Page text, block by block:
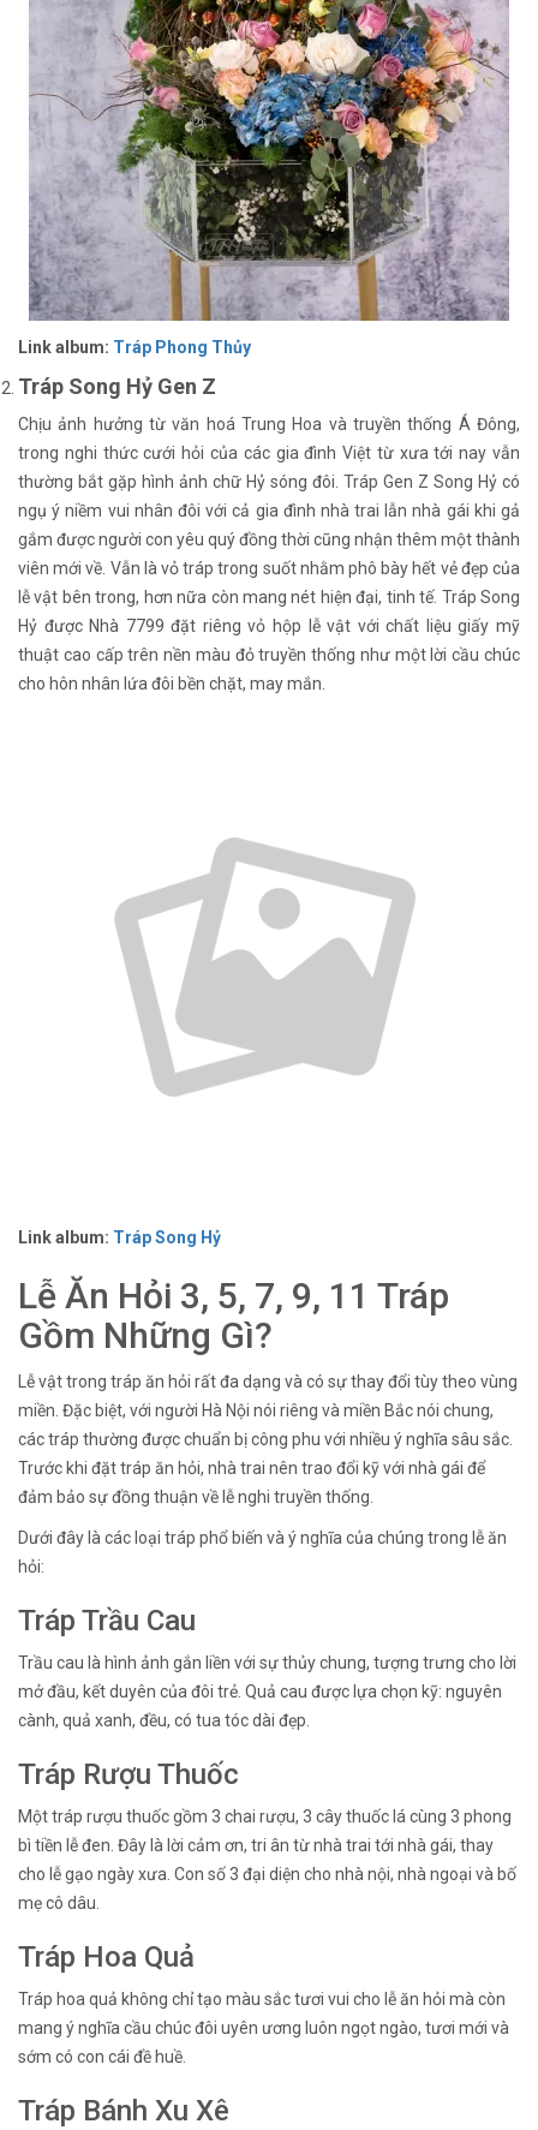
Link album: Tráp Phong Thủy
Tráp Song Hỷ Gen Z
Chịu ảnh hưởng từ văn hoá Trung Hoa và truyền thống Á Đông,
trong nghi thức cưới hỏi của các gia đình Việt từ xưa tới nay vẫn
thường bắt gặp hình ảnh chữ Hỷ sóng đôi. Tráp Gen Z Song Hỷ có
ngụ ý niềm vui nhân đôi với cả gia đình nhà trai lẫn nhà gái khi gả
gắm được người con yêu quý đồng thời cũng nhận thêm một thành
viên mới về. Vẫn là vỏ tráp trong suốt nhằm phô bày hết vẻ đẹp của
lễ vật bên trong, hơn nữa còn mang nét hiện đại, tinh tế. Tráp Song
Hỷ được Nhà 7799 đặt riêng vỏ hộp lễ vật với chất liệu giấy mỹ
thuật cao cấp trên nền màu đỏ truyền thống như một lời cầu chúc
cho hôn nhân lứa đôi bền chặt, may mắn.
Link album: Tráp Song Hỷ
Lễ Ăn Hỏi 3, 5, 7, 9, 11 Tráp
Gồm Những Gì?
Lễ vật trong tráp ăn hỏi rất đa dạng và có sự thay đổi tùy theo vùng
miền. Đặc biệt, với người Hà Nội nói riêng và miền Bắc nói chung,
các tráp thường được chuẩn bị công phu với nhiều ý nghĩa sâu sắc.
Trước khi đặt tráp ăn hỏi, nhà trai nên trao đổi kỹ với nhà gái để
đảm bảo sự đồng thuận về lễ nghi truyền thống.
Dưới đây là các loại tráp phổ biến và ý nghĩa của chúng trong lễ ăn
hỏi:
Tráp Trầu Cau
Trầu cau là hình ảnh gắn liền với sự thủy chung, tượng trưng cho lời
mở đầu, kết duyên của đôi trẻ. Quả cau được lựa chọn kỹ: nguyên
cành, quả xanh, đều, có tua tóc dài đẹp.
Tráp Rượu Thuốc
Một tráp rượu thuốc gồm 3 chai rượu, 3 cây thuốc lá cùng 3 phong
bì tiền lễ đen. Đây là lời cảm ơn, tri ân từ nhà trai tới nhà gái, thay
cho lễ gạo ngày xưa. Con số 3 đại diện cho nhà nội, nhà ngoại và bố
mẹ cô dâu.
Tráp Hoa Quả
Tráp hoa quả không chỉ tạo màu sắc tươi vui cho lễ ăn hỏi mà còn
mang ý nghĩa cầu chúc đôi uyên ương luôn ngọt ngào, tươi mới và
sớm có con cái đề huề.
Tráp Bánh Xu Xê